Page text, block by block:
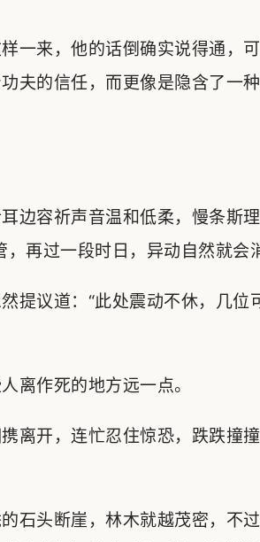
一来，他的话倒确实说得通，
夫的信任，而更像是隐含了一
边容祈声音温和低柔，慢条斯
再过一段时日，异动自然就会
提议道：“此处震动不休，几位
离作死的地方远一点。
离开，连忙忍住惊恐，跌跌撞
石头断崖，林木就越茂密，不